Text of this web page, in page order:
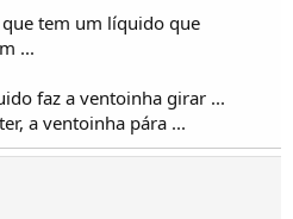
tem um líquido que
...
faz a ventoinha girar ...
a ventoinha pára ...